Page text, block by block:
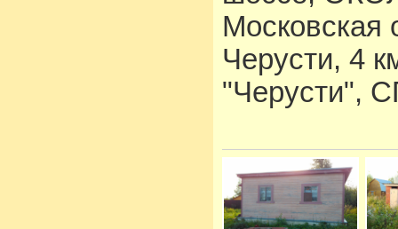
Московская
Черусти, 4
"Черусти",